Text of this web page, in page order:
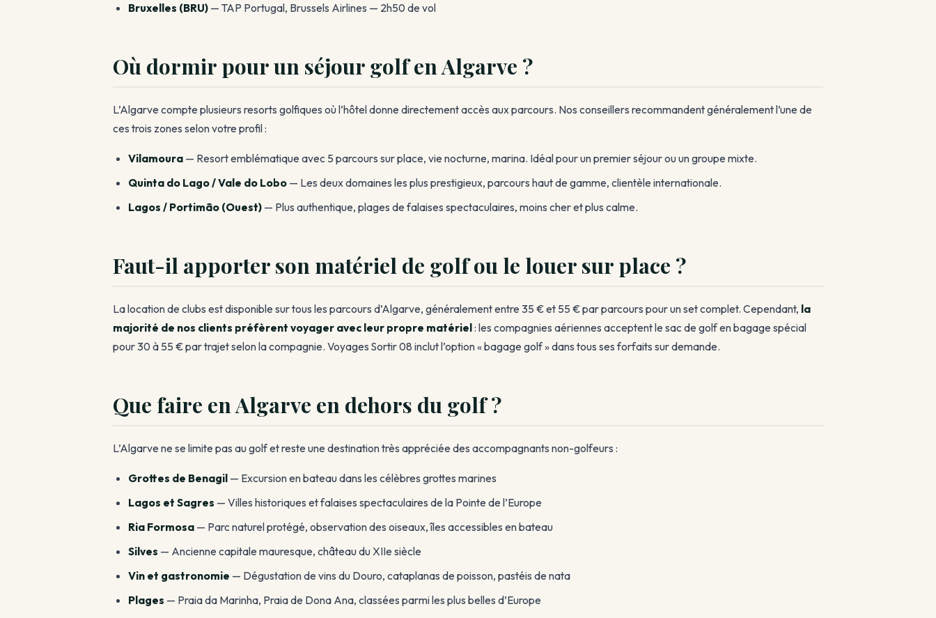
Bruxelles (BRU) — TAP Portugal, Brussels Airlines — 2h50 de vol
Où dormir pour un séjour golf en Algarve ?
L’Algarve compte plusieurs resorts golfiques où l’hôtel donne directement accès aux parcours. Nos conseillers recommandent généralement l’une de
ces trois zones selon votre profil :
Vilamoura — Resort emblématique avec 5 parcours sur place, vie nocturne, marina. Idéal pour un premier séjour ou un groupe mixte.
Quinta do Lago / Vale do Lobo — Les deux domaines les plus prestigieux, parcours haut de gamme, clientèle internationale.
Lagos / Portimão (Ouest) — Plus authentique, plages de falaises spectaculaires, moins cher et plus calme.
Faut-il apporter son matériel de golf ou le louer sur place ?
La location de clubs est disponible sur tous les parcours d’Algarve, généralement entre 35 € et 55 € par parcours pour un set complet. Cependant, la
majorité de nos clients préfèrent voyager avec leur propre matériel: les compagnies aériennes acceptent le sac de golf en bagage spécial
pour 30 à 55 € par trajet selon la compagnie. Voyages Sortir 08 inclut l’option « bagage golf » dans tous ses forfaits sur demande.
Que faire en Algarve en dehors du golf ?
L’Algarve ne se limite pas au golf et reste une destination très appréciée des accompagnants non-golfeurs :
Grottes de Benagil — Excursion en bateau dans les célèbres grottes marines
Lagos et Sagres — Villes historiques et falaises spectaculaires de la Pointe de l’Europe
Ria Formosa — Parc naturel protégé, observation des oiseaux, îles accessibles en bateau
Silves — Ancienne capitale mauresque, château du XIIe siècle
Vin et gastronomie — Dégustation de vins du Douro, cataplanas de poisson, pastéis de nata
Plages — Praia da Marinha, Praia de Dona Ana, classées parmi les plus belles d’Europe